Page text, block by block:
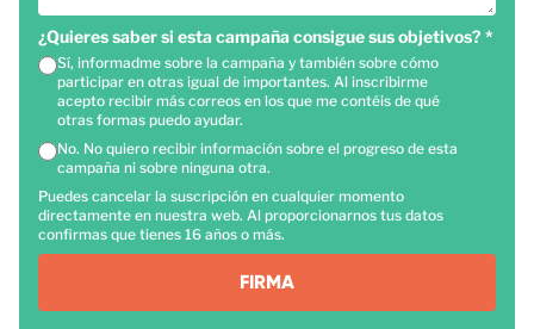
¿Quieres saber si esta campaña consigue sus objetivos? *
Sí, informadme sobre la campaña y también sobre cómo
participar en otras igual de importantes. Al inscribirme
acepto recibir más correos en los que me contéis de qué
otras formas puedo ayudar.
No. No quiero recibir información sobre el progreso de esta
campaña ni sobre ninguna otra.
Puedes cancelar la suscripción en cualquier momento
directamente en nuestra web. Al proporcionarnos tus datos
confirmas que tienes 16 años o más.
FIRMA